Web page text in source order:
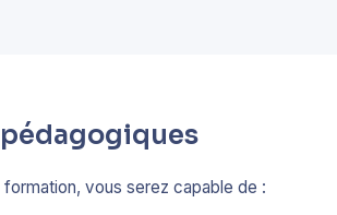
vous serez capable de :